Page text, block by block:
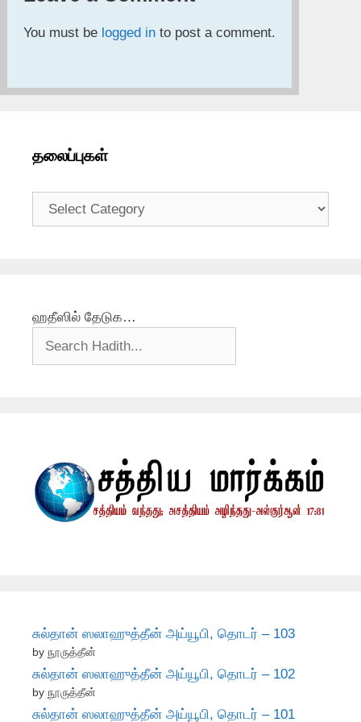
You must be logged in to post a comment.
தலைப்புகள்
தலைப்புகள்
ஹதீஸில் தேடுக…
சுல்தான் ஸலாஹுத்தீன் அய்யூபி, தொடர் – 103
by நூருத்தீன்
சுல்தான் ஸலாஹுத்தீன் அய்யூபி, தொடர் – 102
by நூருத்தீன்
சுல்தான் ஸலாஹுத்தீன் அய்யூபி, தொடர் – 101